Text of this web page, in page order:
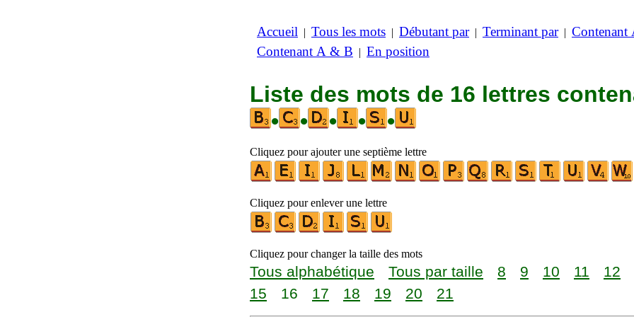
Accueil | Tous les mots | Débutant par| Terminant par| Contenant
Contenant A & B | En position
Liste des mots de 16 lettres
•
• • • •
Cliquez pour ajouter une septième lettre
Cliquez pour enlever une lettre
Cliquez pour changer la taille des mots
Tous alphabétique Tous par taille 8 9 10 11 12
15
16 17 18 19 20 21